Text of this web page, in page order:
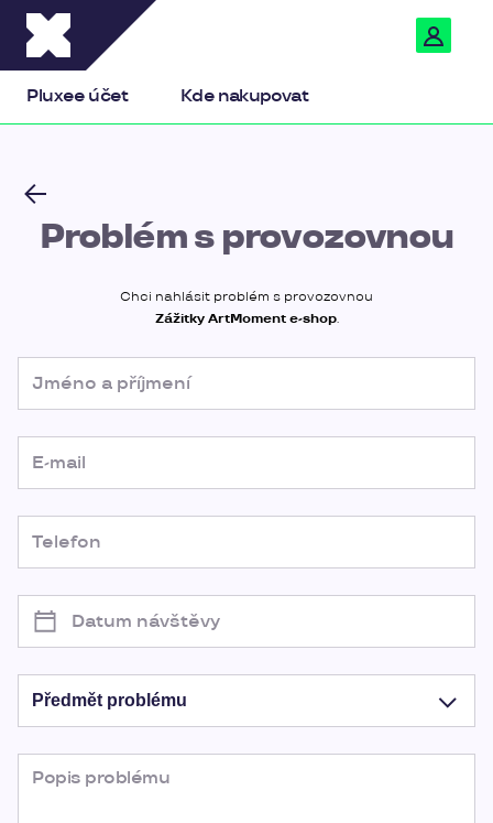
Pluxee účet Kde nakupovat
Problém s provozovnou
Chci nahlásit problém s provozovnou
Zážitky ArtMoment e-shop.